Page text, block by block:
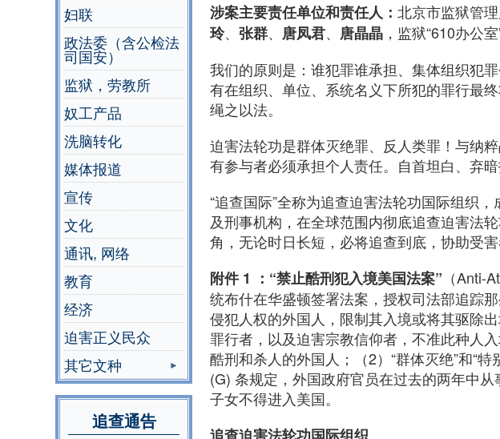
妇联
政法委（含公检法
司国安）
监狱，劳教所
奴工产品
洗脑转化
媒体报道
宣传
文化
通讯, 网络
教育
经济
迫害正义民众
其它文种
追查通告
涉案主要责任单位和责任人： 北京市监狱管
玲、 张群、 唐凤君、 唐晶晶 ，监狱“610办公
我们的原则是：谁犯罪谁承担、集体组织犯
有在组织、单位、系统名义下所犯的罪行最
绳之以法。
迫害法轮功是群体灭绝罪、反人类罪！与纳
有参与者必须承担个人责任。自首坦白、弃
“追查国际”全称为追查迫害法轮功国际组织
及刑事机构，在全球范围内彻底追查迫害法
角，无论时日长短，必将追查到底，协助受
附件 1 ：“禁止酷刑犯入境美国法案” （Anti-
统布什在华盛顿签署法案，授权司法部追踪
侵犯人权的外国人，限制其入境或将其驱除
罪行者，以及迫害宗教信仰者，不准此种人
酷刑和杀人的外国人；（2）“群体灭绝”和“
(G) 条规定，外国政府官员在过去的两年中
子女不得进入美国。